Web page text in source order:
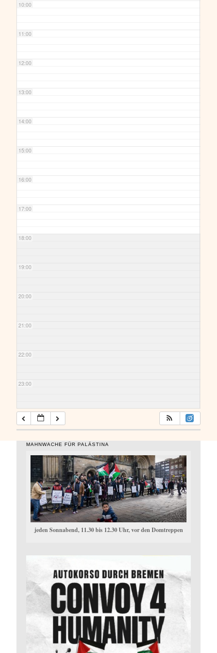
10:00
11:00
12:00
13:00
14:00
15:00
16:00
17:00
18:00
19:00
20:00
21:00
22:00
23:00
MAHNWACHE FÜR PALÄSTINA
jeden Sonnabend, 11.30 bis 12.30 Uhr, vor den Domtreppen